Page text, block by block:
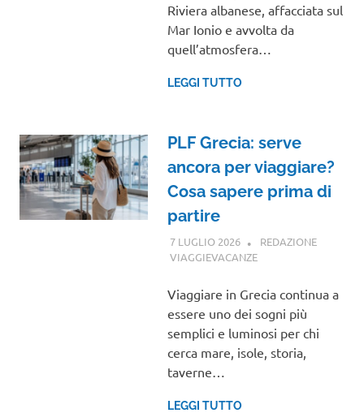
Riviera albanese, affacciata sul
Mar Ionio e avvolta da
quell’atmosfera…
LEGGI TUTTO
PLF Grecia: serve
ancora per viaggiare?
Cosa sapere prima di
partire
7 LUGLIO 2026
REDAZIONE
VIAGGIEVACANZEVIAGGI NEL MONDO
Viaggiare in Grecia continua a
essere uno dei sogni più
semplici e luminosi per chi
cerca mare, isole, storia,
taverne…
LEGGI TUTTO